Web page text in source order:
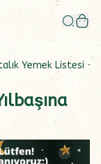
Yemek Listesi -